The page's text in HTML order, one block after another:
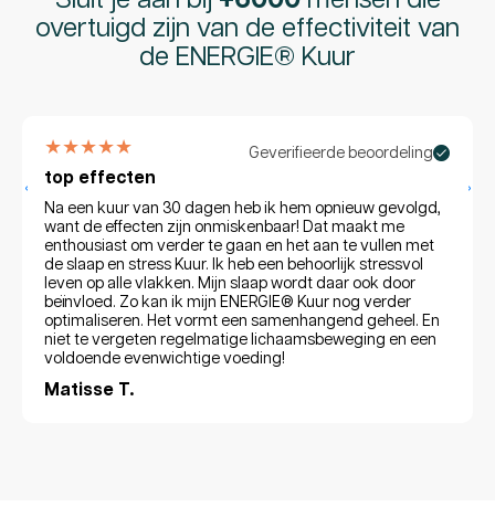
overtuigd zijn van de effectiviteit van
de ENERGIE® Kuur
★★★★★ Geverifieerde beoordeling
top effecten
Na een kuur van 30 dagen heb ik hem opnieuw gevolgd,
want de effecten zijn onmiskenbaar! Dat maakt me
enthousiast om verder te gaan en het aan te vullen met
de slaap en stress Kuur. Ik heb een behoorlijk stressvol
leven op alle vlakken. Mijn slaap wordt daar ook door
beïnvloed. Zo kan ik mijn ENERGIE® Kuur nog verder
optimaliseren. Het vormt een samenhangend geheel. En
niet te vergeten regelmatige lichaamsbeweging en een
voldoende evenwichtige voeding!
Matisse T.
‹ ›